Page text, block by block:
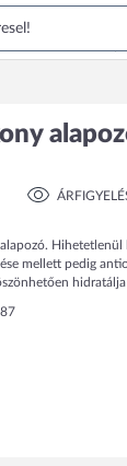
Hihetetlenül
mellett pedig